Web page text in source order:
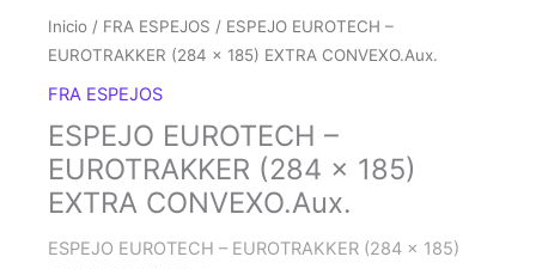
Inicio / FRA ESPEJOS / ESPEJO EUROTECH –
EUROTRAKKER (284 x 185) EXTRA CONVEXO.Aux.
FRA ESPEJOS
ESPEJO EUROTECH –
EUROTRAKKER (284 x 185)
EXTRA CONVEXO.Aux.
ESPEJO EUROTECH – EUROTRAKKER (284 x 185)